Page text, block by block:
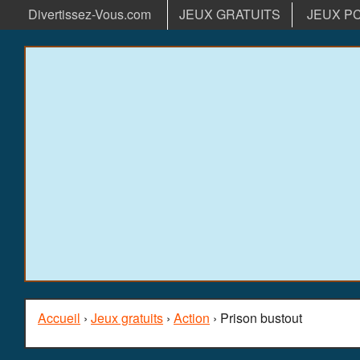
Divertissez-Vous.com JEUX GRATUITS JEUX
Accueil › Jeux gratuits › Action › Prison bustout